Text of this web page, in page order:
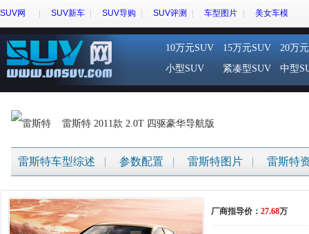
SUV网 SUV新车 SUV导购 SUV评测 车型图片 美女车模
10万元SUV 15万元SUV
20万
小型SUV
紧凑型SUV 中型
雷斯特 2011款 2.0T 四驱豪华导航版
雷斯特车型综述 参数配置 雷斯特图片 雷斯特
厂商指导价： 27.68万